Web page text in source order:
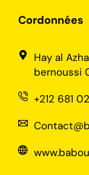
Cordonnées
Hay al
bernoussi
+212 681